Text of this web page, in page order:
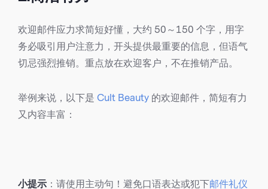
欢迎邮件应力求简短好懂，大约 50～150 个字，用字
务必吸引用户注意力，开头提供最重要的信息，但语气
切忌强烈推销。重点放在欢迎客户，不在推销产品。
举例来说，以下是 Cult Beauty 的欢迎邮件，简短有力
又内容丰富：
小提示 ：请使用主动句！避免口语表达或犯下邮件礼仪